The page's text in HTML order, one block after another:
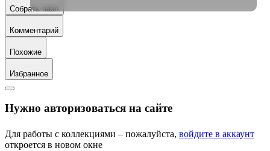
Собрать пазл
Комментарий
Похожие
Избранное
Нужно авторизоваться на сайте
Для работы с коллекциями – пожалуйста, войдите в аккаунт
откроется в новом окне